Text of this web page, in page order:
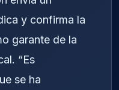
y confirma la
garante de la
“Es
se ha